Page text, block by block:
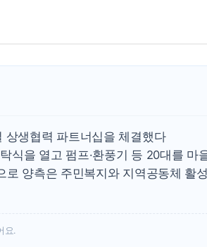
강
폐
추
인
'
상생협력 파트너십을 체결했다
식을 열고 펌프·환풍기 등 20대를 마
로 양측은 주민복지와 지역공동체 활
요.